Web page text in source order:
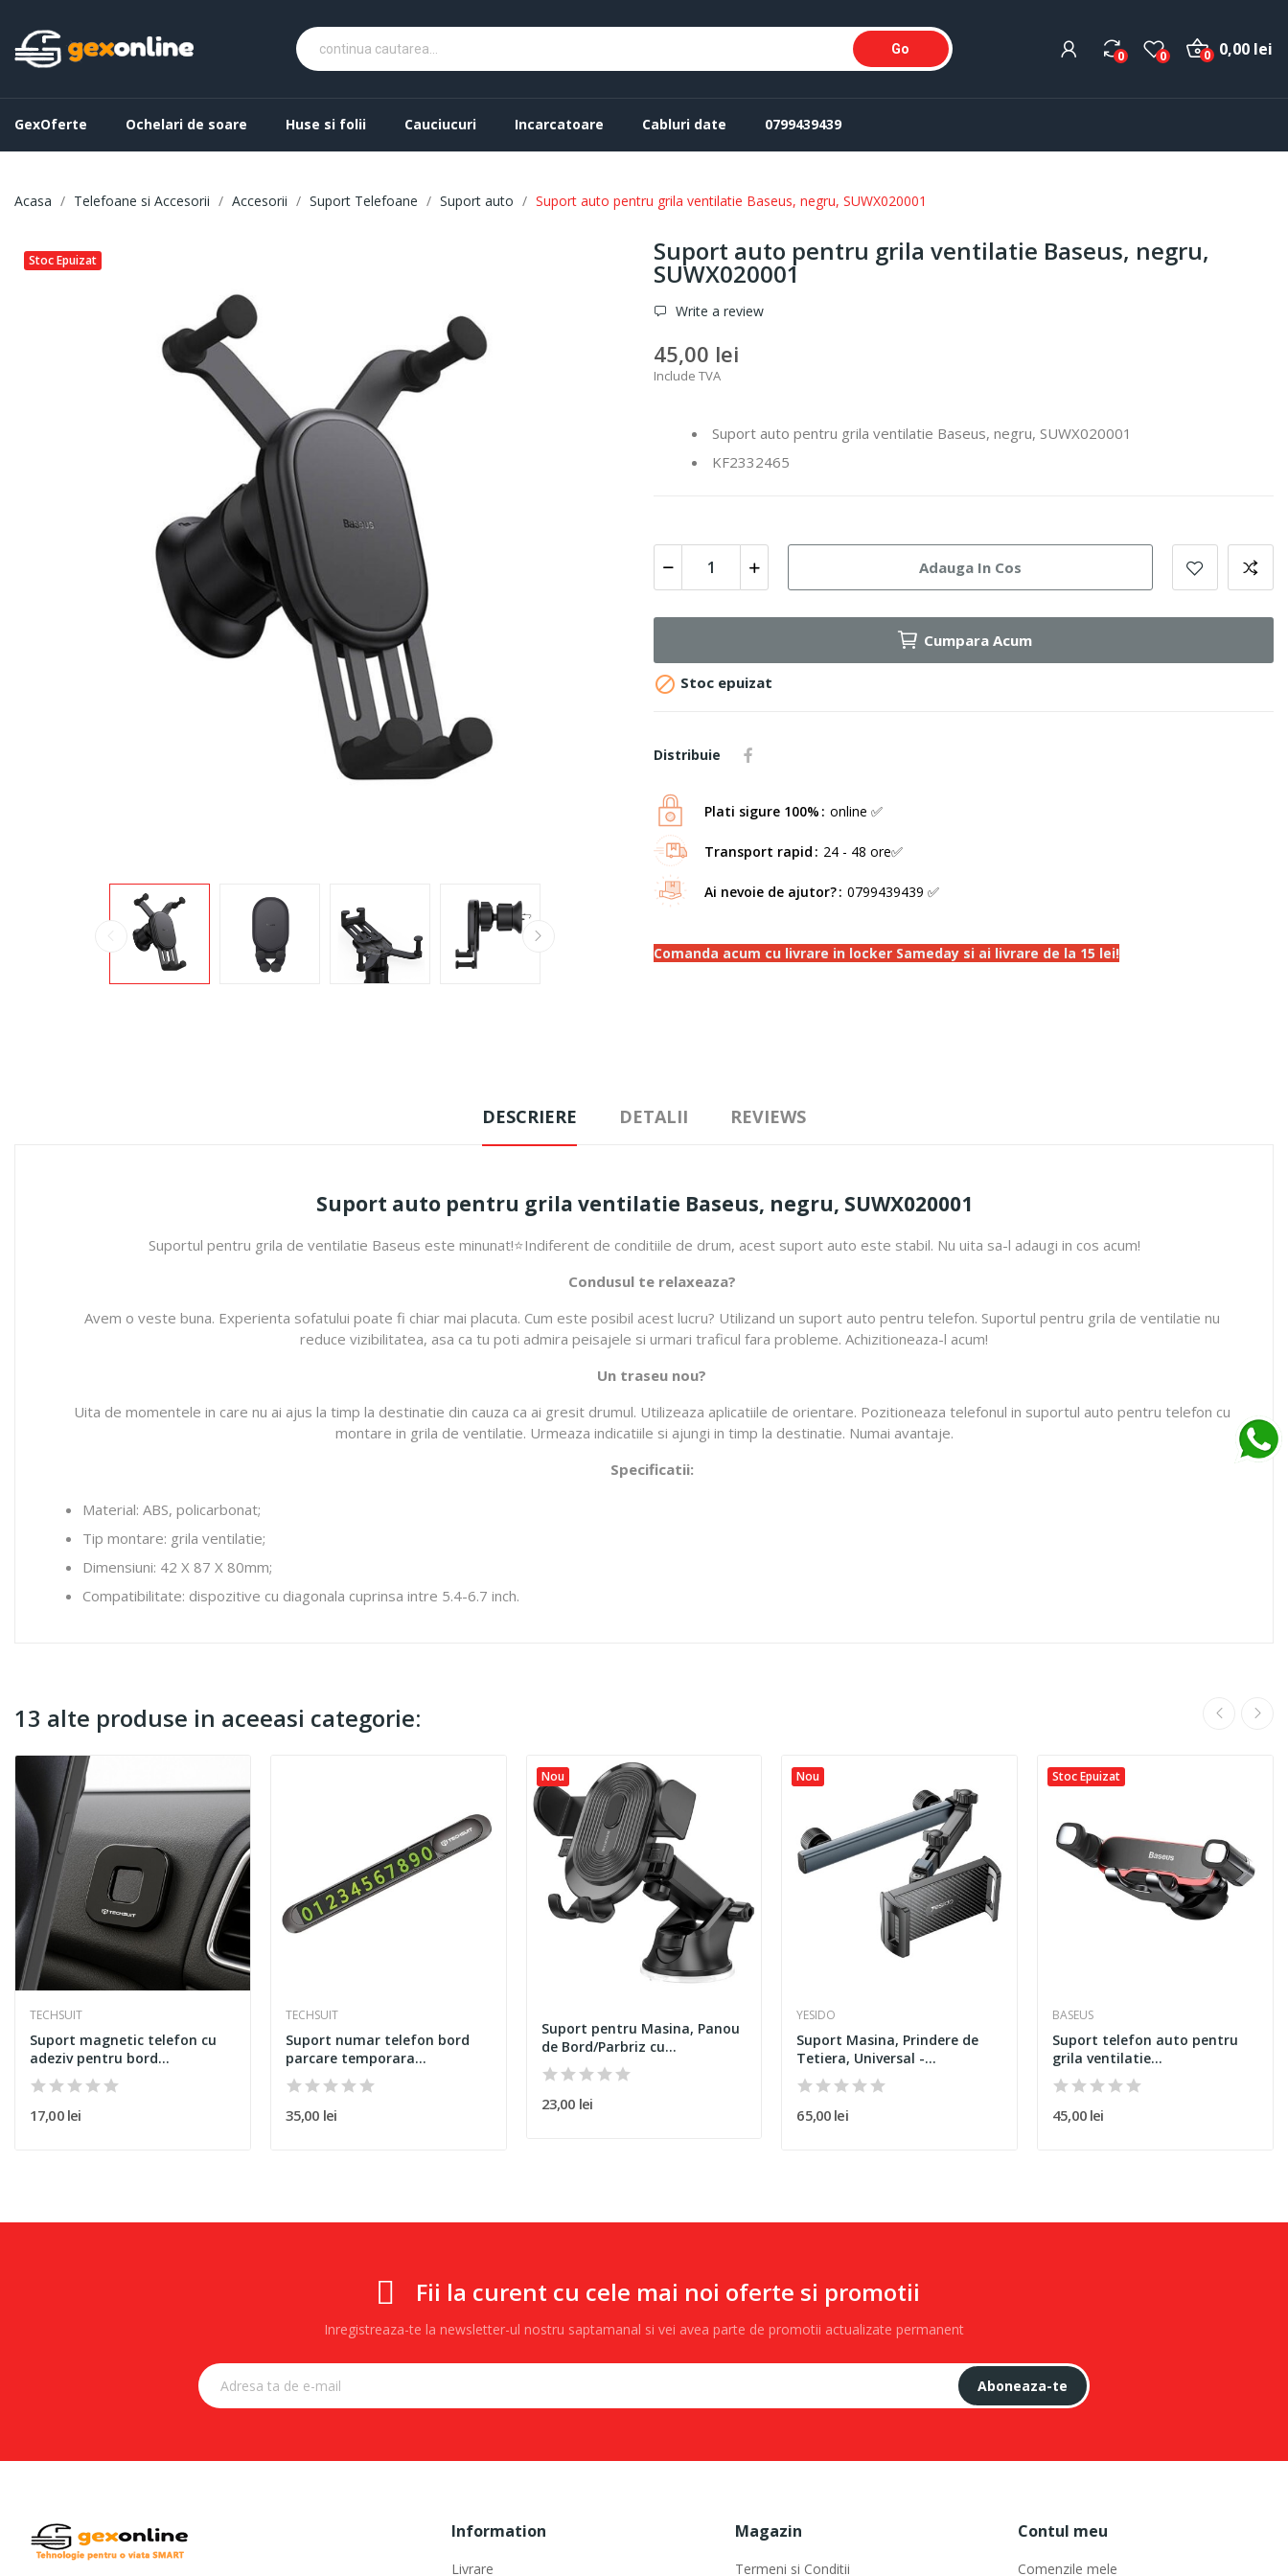
Go 0 0 0,00 lei
0
GexOferte Ochelari de soare Huse si folii Cauciucuri Incarcatoare Cabluri date 0799439439
Acasa Telefoane si Accesorii Accesorii Suport Telefoane Suport auto Suport auto pentru grila ventilatie Baseus, negru, SUWX020001
Stoc Epuizat Suport auto pentru grila ventilatie Baseus, negru,
SUWX020001
Write a review
45,00 lei
Include TVA
Suport auto pentru grila ventilatie Baseus, negru, SUWX020001
KF2332465
Adauga In Cos
Cumpara Acum
 Stoc epuizat
Distribuie
Plati sigure 100% online ✅
Transport rapid 24 - 48 ore✅
Ai nevoie de ajutor? 0799439439 ✅
Comanda acum cu livrare in locker Sameday si ai livrare de la 15 lei!
DESCRIERE DETALII REVIEWS
Suport auto pentru grila ventilatie Baseus, negru, SUWX020001
Suportul pentru grila de ventilatie Baseus este minunat!⭐Indiferent de conditiile de drum, acest suport auto este stabil. Nu uita sa-l adaugi in cos acum!
Condusul te relaxeaza?
Avem o veste buna. Experienta sofatului poate fi chiar mai placuta. Cum este posibil acest lucru? Utilizand un suport auto pentru telefon. Suportul pentru grila de ventilatie nu
reduce vizibilitatea, asa ca tu poti admira peisajele si urmari traficul fara probleme. Achizitioneaza-l acum!
Un traseu nou?
Uita de momentele in care nu ai ajus la timp la destinatie din cauza ca ai gresit drumul. Utilizeaza aplicatiile de orientare. Pozitioneaza telefonul in suportul auto pentru telefon cu
montare in grila de ventilatie. Urmeaza indicatiile si ajungi in timp la destinatie. Numai avantaje.
Specificatii:
Material: ABS, policarbonat;
Tip montare: grila ventilatie;
Dimensiuni: 42 X 87 X 80mm;
Compatibilitate: dispozitive cu diagonala cuprinsa intre 5.4-6.7 inch.
13 alte produse in aceeasi categorie:
TECHSUIT
Suport magnetic telefon cu
adeziv pentru bord...
17,00 lei
TECHSUIT
Suport numar telefon bord
parcare temporara...
35,00 lei
Nou
Suport pentru Masina, Panou
de Bord/Parbriz cu...
23,00 lei
Nou
YESIDO
Suport Masina, Prindere de
Tetiera, Universal -...
65,00 lei
Stoc Epuizat
BASEUS
Suport telefon auto pentru
grila ventilatie...
45,00 lei
Fii la curent cu cele mai noi oferte si promotii
Inregistreaza-te la newsletter-ul nostru saptamanal si vei avea parte de promotii actualizate permanent
Aboneaza-te
Information
Livrare
Magazin
Termeni si Conditii
Contul meu
Comenzile mele